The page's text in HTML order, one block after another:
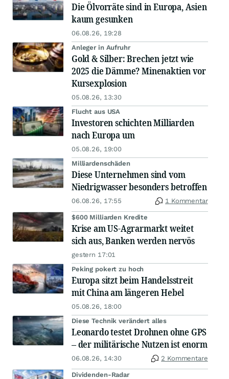
Die Ölvorräte sind in Europa, Asien
kaum gesunken
06.08.26, 19:28
Anleger in Aufruhr
Gold & Silber: Brechen jetzt wie
2025 die Dämme? Minenaktien vor
Kursexplosion
05.08.26, 13:30
Flucht aus USA
Investoren schichten Milliarden
nach Europa um
05.08.26, 19:00
Milliardenschäden
Diese Unternehmen sind vom
Niedrigwasser besonders betroffen
06.08.26, 17:55 1 Kommentar
$600 Milliarden Kredite
Krise am US-Agrarmarkt weitet
sich aus, Banken werden nervös
gestern 17:01
Peking pokert zu hoch
Europa sitzt beim Handelsstreit
mit China am längeren Hebel
05.08.26, 18:00
Diese Technik verändert alles
Leonardo testet Drohnen ohne GPS
– der militärische Nutzen ist enorm
06.08.26, 14:30 2 Kommentare
Dividenden-Radar